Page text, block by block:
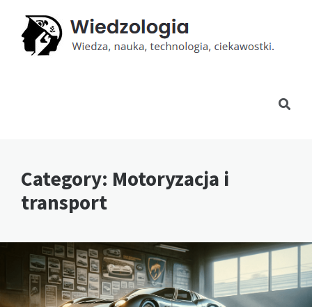
Category: Motoryzacja i
transport